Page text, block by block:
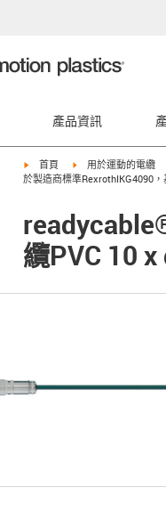
產品資訊
igus-icon-arrow-right
首頁 igus-icon-arrow-right
用於運動的電纜
於製造商標準RexrothIKG4090
纜PVC 10 x